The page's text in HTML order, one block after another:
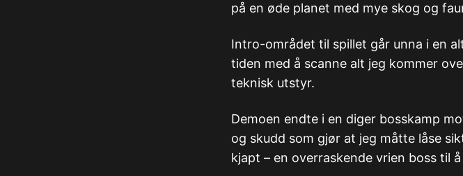
på en øde planet med mye skog og
Intro-området til spillet går unna i en
tiden med å scanne alt jeg kommer
teknisk utstyr.
Demoen endte i en diger bosskamp
og skudd som gjør at jeg måtte låse
kjapt – en overraskende vrien boss til